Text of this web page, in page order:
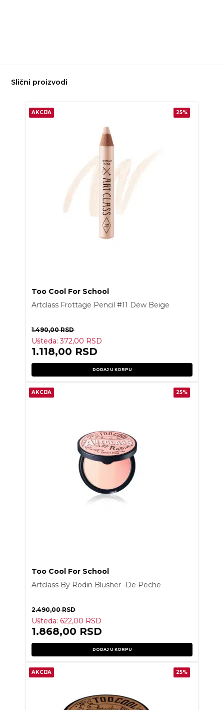
Slični proizvodi
AKCIJA 25%
Too Cool For School
Artclass Frottage Pencil #11 Dew Beige
1.490,00RSD
Ušteda:372,00 RSD
1.118,00 RSD
DODAJ U KORPU
AKCIJA 25%
Too Cool For School
Artclass By Rodin Blusher -De Peche
2.490,00RSD
Ušteda: 622,00 RSD
1.868,00 RSD
DODAJ U KORPU
AKCIJA 25%